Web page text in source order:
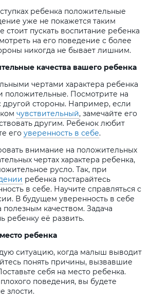
ребенка положительные
уже не покажется таким
стоит пускать воспитание ребенка
на его поведение с более
никогда не бывает лишним.
качества вашего ребенка
чертами характера ребенка
положительные. Посмотрите на
другой стороны. Например, если
чувствительный, замечайте его
другим. Ребенок любит
его уверенность в себе.
внимание на положительных
чертах характера ребенка,
русло. Так, при
ребенка постарайтесь
в себе. Научите справляться с
В будущем уверенность в себе
полезным качеством. Задача
ребенку её развить.
ребенка
ситуацию, когда малыш выводит
понять причины, вызвавшие
себя на место ребенка.
поведения, вы будете
злости.